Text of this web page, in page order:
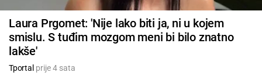
Laura Prgomet: 'Nije lako biti ja, ni u kojem
smislu. S tuđim mozgom meni bi bilo znatno
lakše'
Tportal prije 4 sata